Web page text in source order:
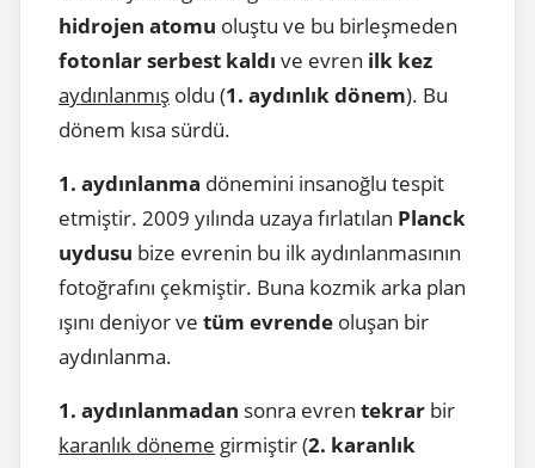
hidrojen atomu oluştu ve bu birleşmeden
fotonlar serbest kaldı ve evren ilk kez
aydınlanmış oldu (1. aydınlık dönem). Bu
dönem kısa sürdü.
1. aydınlanma dönemini insanoğlu tespit
etmiştir. 2009 yılında uzaya fırlatılan Planck
uydusu bize evrenin bu ilk aydınlanmasının
fotoğrafını çekmiştir. Buna kozmik arka plan
ışını deniyor ve tüm evrende oluşan bir
aydınlanma.
1. aydınlanmadan sonra evren tekrar bir
karanlık döneme girmiştir (2. karanlık